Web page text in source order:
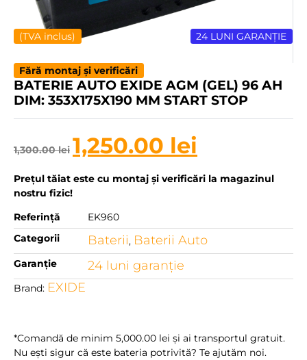
24 LUNI GARANȚIE
(TVA inclus)
Fără montaj și verificări
BATERIE AUTO EXIDE AGM (GEL) 96 AH
DIM: 353X175X190 MM START STOP
1,300.00lei 1,250.00 lei
Prețul tăiat este cu montaj și verificări la magazinul
nostru fizic!
Referință
EK960
Categorii
Baterii, Baterii Auto
Garanție 24 luni garanţie
Brand: EXIDE
*Comandă de minim 5,000.00 lei şi ai transportul gratuit.
Nu eşti sigur că este bateria potrivită? Te ajutăm noi.